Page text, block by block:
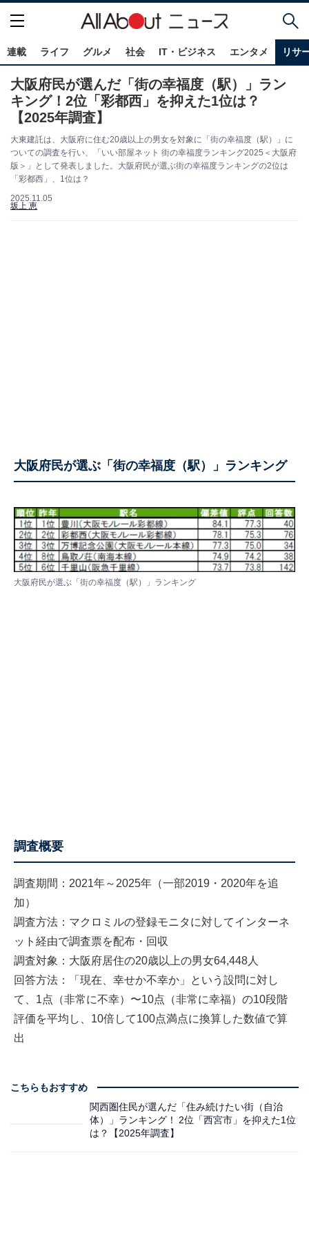
連載 ライフ グルメ 社会 IT・ビジネス エンタメ リサ
大阪府民が選んだ「街の幸福度（駅）」ラン
キング！2位「彩都西」を抑えた1位は？
【2025年調査】
大東建託は、大阪府に住む20歳以上の男女を対象に「街の幸福度（駅）」に
ついての調査を行い、「いい部屋ネット 街の幸福度ランキング2025＜大阪府
版＞」として発表しました。大阪府民が選ぶ街の幸福度ランキングの2位は
「彩都西」、1位は？
2025.11.05
坂上 恵
大阪府民が選ぶ「街の幸福度（駅）」ランキング
大阪府民が選ぶ「街の幸福度（駅）」ランキング
調査概要
調査期間：2021年～2025年（一部2019・2020年を追
加）
調査方法：マクロミルの登録モニタに対してインターネ
ット経由で調査票を配布・回収
調査対象：大阪府居住の20歳以上の男女64,448人
回答方法：「現在、幸せか不幸か」という設問に対し
て、1点（非常に不幸）〜10点（非常に幸福）の10段階
評価を平均し、10倍して100点満点に換算した数値で算
出
こちらもおすすめ
関西圏住民が選んだ「住み続けたい街（自治
体）」ランキング！ 2位「西宮市」を抑えた1位
は？【2025年調査】